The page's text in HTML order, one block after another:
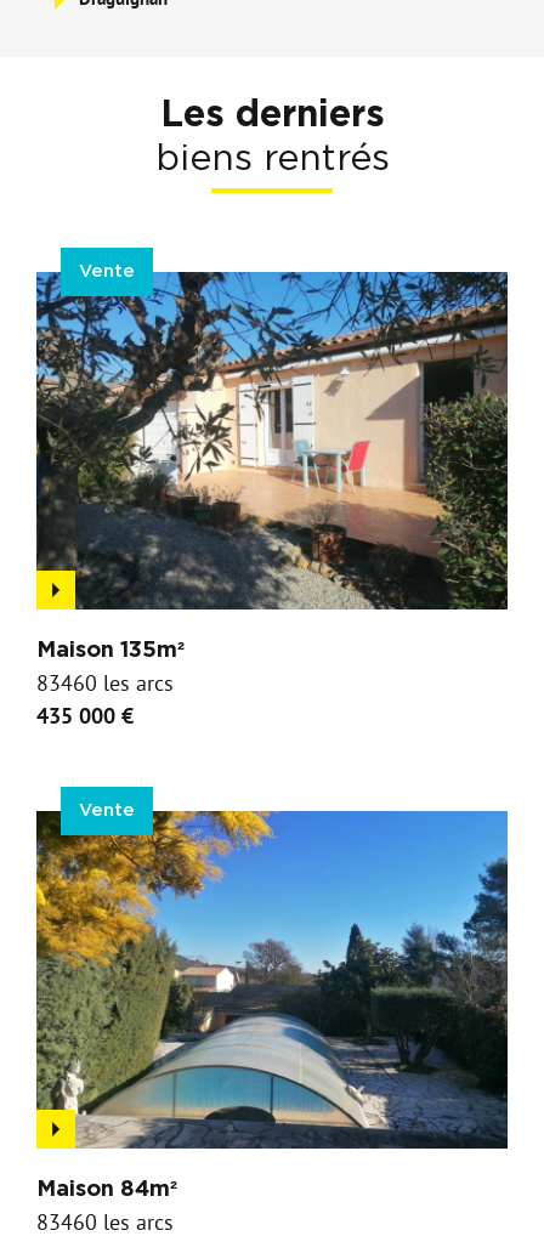
Les derniers
biens rentrés
Vente
Maison 135m²
83460 les arcs
435 000 €
Vente
Maison 84m²
83460 les arcs